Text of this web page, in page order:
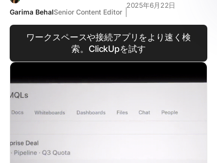
Garima BehalSenior Content Editor
2025年6月22日
ワークスペースや接続アプリをより速く検
索。ClickUpを試す